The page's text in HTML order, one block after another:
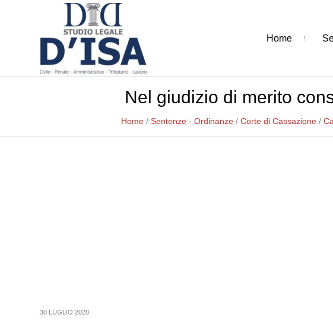
Home
Nel giudizio di merito
Home / Sentenze - Ordinanze / Corte di Cassazione /
30 LUGLIO 2020